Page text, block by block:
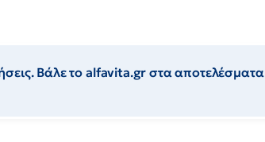
Βάλε το alfavita.gr στα αποτελέσματα